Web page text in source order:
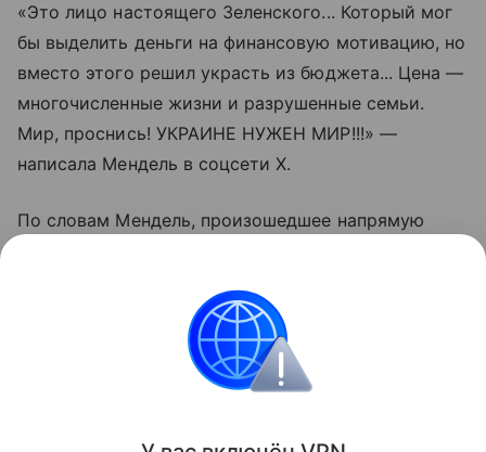
«Это лицо настоящего Зеленского... Который мог
бы выделить деньги на финансовую мотивацию, но
вместо этого решил украсть из бюджета... Цена —
многочисленные жизни и разрушенные семьи.
Мир, проснись! УКРАИНЕ НУЖЕН МИР!!!» —
написала Мендель в соцсети X.
По словам Мендель, произошедшее напрямую
конфликт нужно завершать как можно быстрее.
Вооруженные конфликты
Поделиться